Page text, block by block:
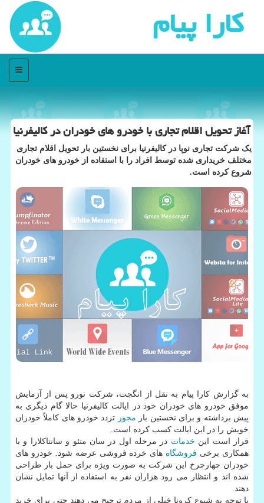
كارا پیام
منو
آغاز تحویل اقلام تجاری با خودرو های خودران در كالیفرنیا
یک شرکت تجاری نوپا در کالیفرنیا برای نخستین بار تحویل اقلام تجاری
مختلف خریداری شده توسط افراد را با استفاده از خودرو های خودران
شروع کرده است.
به گزارش کارا پیام به نقل از انگجت، شرکت نورو پس از آزمایش
موفق خودرو های خودران خود در ایالت کالیفرنیا حالا گام دیگری به
پیش برداشته و برای نخستین بار مجوز تردد خودرو های کاملاً خودران
خویش را در این ایالت کسب کرده است.
قرار است این خدمات در مرحله اول در سان متئو و سانتاکلارا و با
همکاری برخی فروشگاه های خرده فروشی عرضه شود. خودرو های
خودران چهارچرخ این شرکت به صورت ویژه برای حمل بار طراحی
شده اند و انتظار می رود هزاران نفر به استفاده از آنها تمایل نشان
دهند.
با توجه به شیوع کرونا خیلی از مردم ترجیح می دهند حتی برای خرید